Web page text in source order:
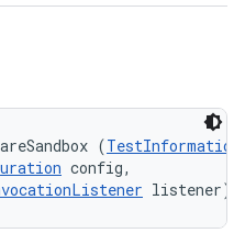
(TestInformation
config,
listener)